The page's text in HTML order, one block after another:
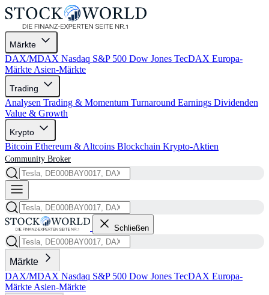
Märkte
DAX/MDAX Nasdaq S&P 500 Dow Jones TecDAX Europa-
Märkte Asien-Märkte
Trading
Analysen Trading & Momentum Turnaround Earnings Dividenden
Value & Growth
Krypto
Bitcoin Ethereum & Altcoins Blockchain Krypto-Aktien
Community Broker
Schließen
Märkte
DAX/MDAX Nasdaq S&P 500 Dow Jones TecDAX Europa-
Märkte Asien-Märkte